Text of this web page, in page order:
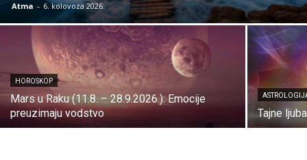
Atma - 6. kolovoza 2026.
HOROSKOP
Mars u Raku (11.8. – 28.9.2026.): Emocije
preuzimaju vodstvo
Tajne